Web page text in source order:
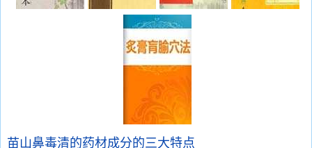
苗山鼻毒清的药材成分的三大特点